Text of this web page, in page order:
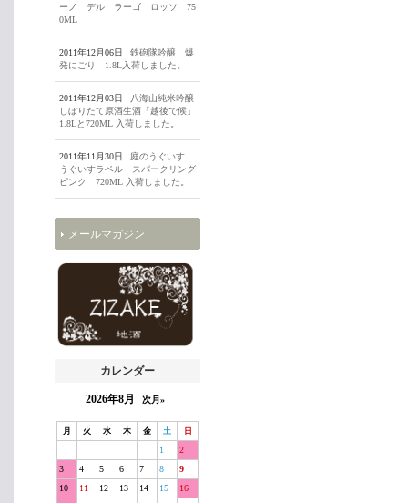
ーノ デル ラーゴ ロッソ 75
0ML
2011年12月06日
鉄砲隊吟醸 爆
発にごり 1.8L入荷しました。
2011年12月03日
八海山純米吟醸
しぼりたて原酒生酒「越後で候」
1.8Lと720ML 入荷しました。
2011年11月30日
庭のうぐいす
うぐいすラベル スパークリング
ピンク 720ML 入荷しました。
メールマガジン
カレンダー
2026年8月 次月»
月 火 水 木 金 土 日
1
2
3
4 5 6 7 8
9
10
11 12 13 14 15
16